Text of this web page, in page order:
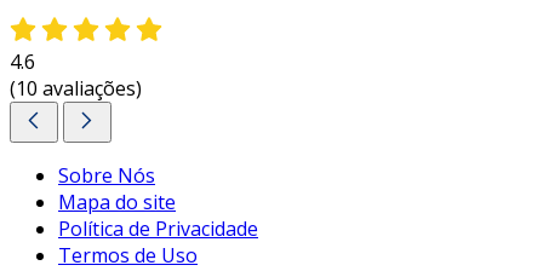
4.6
(10 avaliações)
Sobre Nós
Mapa do site
Política de Privacidade
Termos de Uso